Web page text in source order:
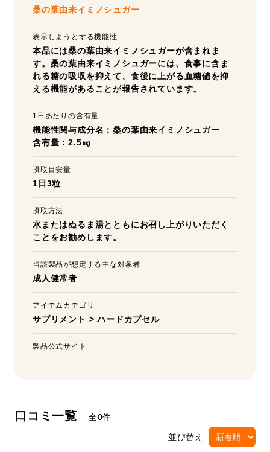
桑の葉由来イミノシュガー
表示しようとする機能性
本品には桑の葉由来イミノシュガーが含まれま
す。桑の葉由来イミノシュガーには、食事に含ま
れる糖の吸収を抑えて、食後に上がる血糖値を抑
える機能があることが報告されています。
1日あたりの含有量
機能性関与成分名：桑の葉由来イミノシュガー
含有量：2.5㎎
摂取目安量
1日3粒
摂取方法
水またはぬるま湯とともにお召し上がりいただく
ことをお勧めします。
当該製品が想定する主な対象者
成人健常者
アイテムカテゴリ
サプリメント >ハードカプセル
製品公式サイト
口コミ一覧 全0件
並び替え